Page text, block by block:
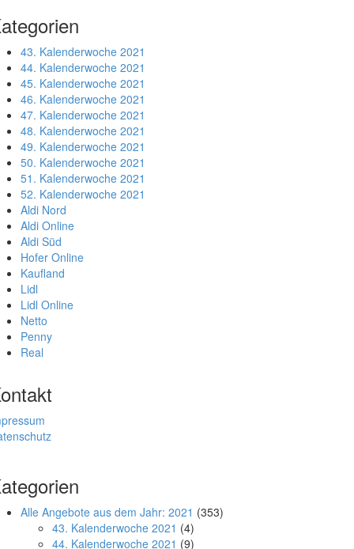
43. Kalenderwoche 2021
44. Kalenderwoche 2021
45. Kalenderwoche 2021
46. Kalenderwoche 2021
47. Kalenderwoche 2021
48. Kalenderwoche 2021
49. Kalenderwoche 2021
50. Kalenderwoche 2021
51. Kalenderwoche 2021
52. Kalenderwoche 2021
Aldi Nord
Aldi Online
Aldi Süd
Hofer Online
Kaufland
Lidl
Lidl Online
Netto
Penny
Real
Alle Angebote aus dem Jahr: 2021 (353)
43. Kalenderwoche 2021 (4)
44. Kalenderwoche 2021 (9)